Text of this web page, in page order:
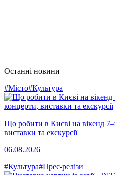
Останні новини
#Місто#Культура
Що робити в Києві на вікенд
виставки та екскурсії
06.08.2026
#Культура#Прес-релізи